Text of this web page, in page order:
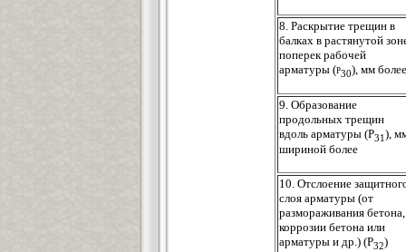
8. Раскрытие трещин в
балках в растянутой
поперек рабочей
арматуры (р30), мм более
9. Образование
продольных трещин
вдоль арматуры (P31),
шириной более
10. Отслоение
слоя арматуры (от
размораживания бетона,
коррозии бетона или
арматуры и др.) (Р32)